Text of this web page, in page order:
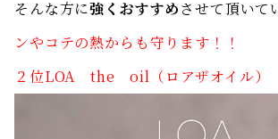
そんな方に強くおすすめさせて頂いて
ンやコテの熱からも守ります！！
２位LOA theoil （ロアザオイル）